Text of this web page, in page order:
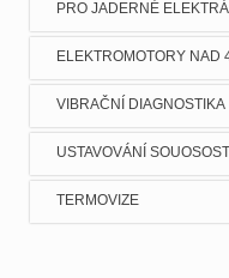
PRO JADERNÉ
ELEKTROMOTORY NAD
VIBRAČNÍ DIAGNOSTIKA
USTAVOVÁNÍ
TERMOVIZE